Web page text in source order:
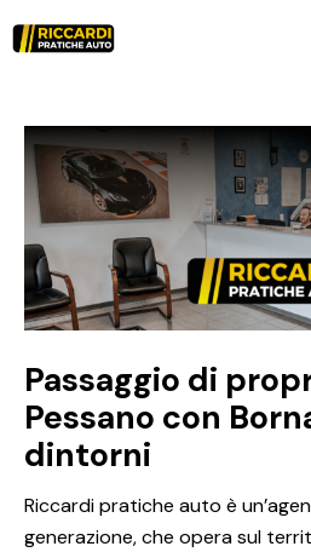
Passaggio di
Pessano con
dintorni
Riccardi pratiche auto è
generazione, che opera sul